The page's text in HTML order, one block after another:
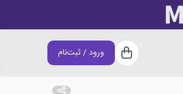
سبد خرید
ورود / ثبت‌نام